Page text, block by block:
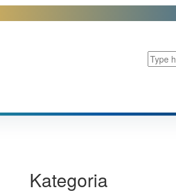
Kategoria